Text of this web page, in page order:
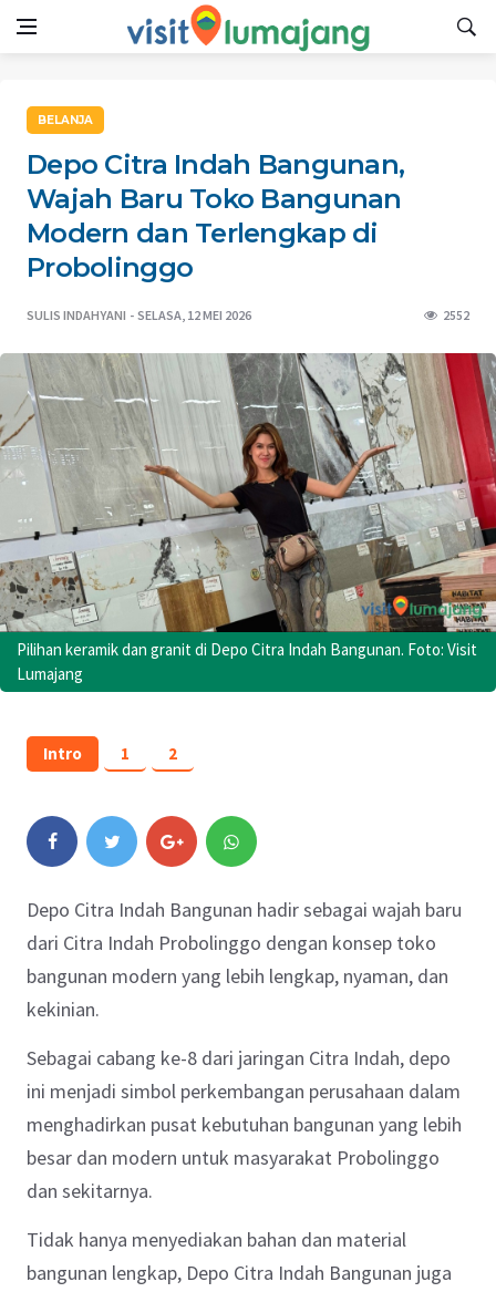
BELANJA
Depo Citra Indah Bangunan,
Wajah Baru Toko Bangunan
Modern dan Terlengkap di
Probolinggo
SULIS INDAHYANI SELASA, 12 MEI 2026 2552
Pilihan keramik dan granit di Depo Citra Indah Bangunan. Foto: Visit
Lumajang
Intro 1 2
Depo Citra Indah Bangunan hadir sebagai wajah baru
dari Citra Indah Probolinggo dengan konsep toko
bangunan modern yang lebih lengkap, nyaman, dan
kekinian.
Sebagai cabang ke-8 dari jaringan Citra Indah, depo
ini menjadi simbol perkembangan perusahaan dalam
menghadirkan pusat kebutuhan bangunan yang lebih
besar dan modern untuk masyarakat Probolinggo
dan sekitarnya.
Tidak hanya menyediakan bahan dan material
bangunan lengkap, Depo Citra Indah Bangunan juga